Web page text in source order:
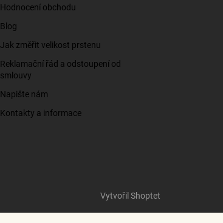
Hodnocení obchodu
Blog
Jak změřit velikost prstenu
Reklamační řád a odstoupení od
smlouvy
Napište nám
Kontakty a informace
Vytvořil Shoptet